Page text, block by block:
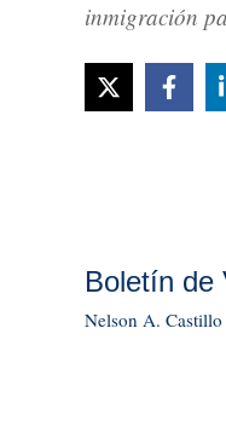
inmigración
Boletín de
Nelson A. Castillo